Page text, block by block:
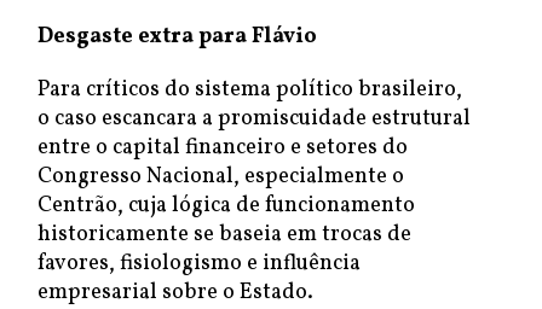
Desgaste extra para Flávio
Para críticos do sistema político brasileiro,
o caso escancara a promiscuidade estrutural
entre o capital financeiro e setores do
Congresso Nacional, especialmente o
Centrão, cuja lógica de funcionamento
historicamente se baseia em trocas de
favores, fisiologismo e influência
empresarial sobre o Estado.